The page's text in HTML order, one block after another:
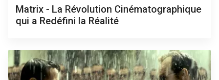
Matrix - La Révolution Cinématographique
qui a Redéfini la Réalité